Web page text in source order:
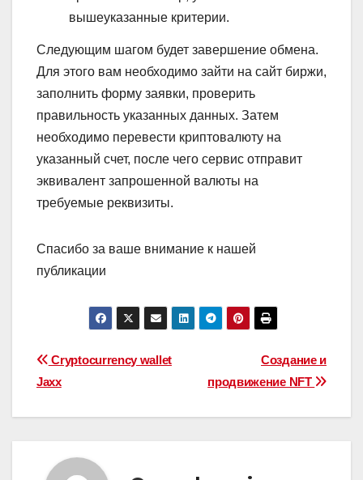
вышеуказанные критерии.
Следующим шагом будет завершение обмена.
Для этого вам необходимо зайти на сайт биржи,
заполнить форму заявки, проверить
правильность указанных данных. Затем
необходимо перевести криптовалюту на
указанный счет, после чего сервис отправит
эквивалент запрошенной валюты на
требуемые реквизиты.
Спасибо за ваше внимание к нашей
публикации
Навигация
по
Создание и
продвижение NFT
Cryptocurrency wallet
Jaxx